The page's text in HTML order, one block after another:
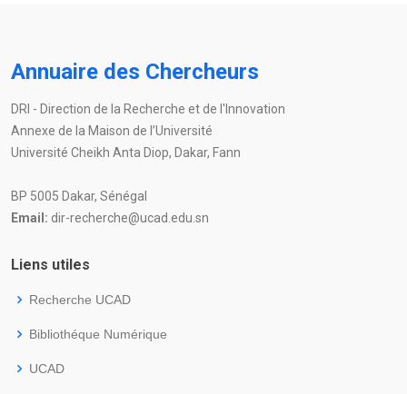
Annuaire des Chercheurs
DRI - Direction de la Recherche et de l'Innovation
Annexe de la Maison de l’Université
Université Cheikh Anta Diop, Dakar, Fann
BP 5005 Dakar, Sénégal
Email: dir-recherche@ucad.edu.sn
Liens utiles
Recherche UCAD
Bibliothéque Numérique
UCAD